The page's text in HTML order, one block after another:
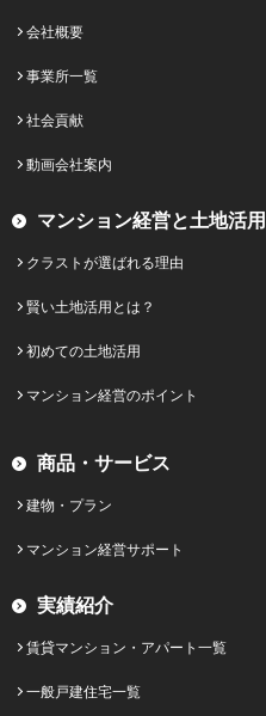
会社概要
事業所一覧
社会貢献
動画会社案内
マンション経営と土地活用
クラストが選ばれる理由
賢い土地活用とは？
初めての土地活用
マンション経営のポイント
商品・サービス
建物・プラン
マンション経営サポート
実績紹介
賃貸マンション・アパート一覧
一般戸建住宅一覧